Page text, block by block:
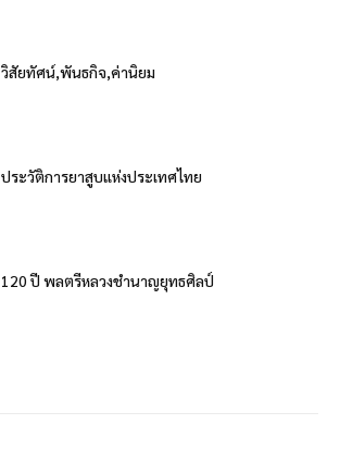
วิสัยทัศน์,พันธกิจ,ค่านิยม
ประวัติการยาสูบแห่งประเทศไทย
120 ปี พลตรีหลวงชำนาญยุทธศิลป์